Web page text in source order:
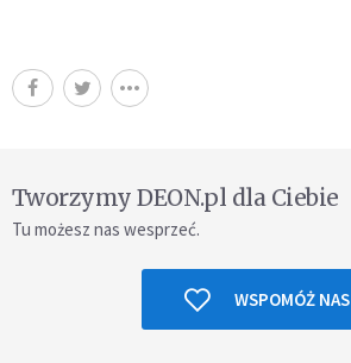
Tworzymy DEON.pl dla Ciebie
Tu możesz nas wesprzeć.
WSPOMÓŻ NAS